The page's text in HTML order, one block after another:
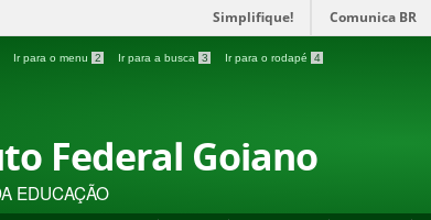
Simplifique! Comunica BR
Ir para o menu 2 Ir para a busca 3 Ir para o rodapé 4
Federal Goiano
EDUCAÇÃO